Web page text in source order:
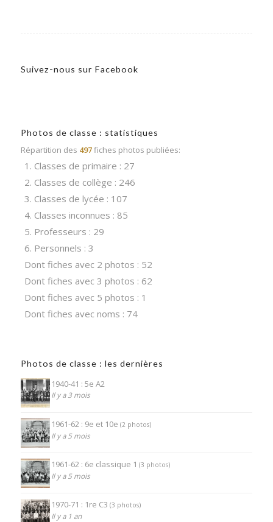
Suivez-nous sur Facebook
Photos de classe : statistiques
Répartition des 497fiches photos publiées:
1. Classes de primaire : 27
2. Classes de collège : 246
3. Classes de lycée : 107
4. Classes inconnues : 85
5. Professeurs : 29
6. Personnels : 3
Dont fiches avec 2 photos : 52
Dont fiches avec 3 photos : 62
Dont fiches avec 5 photos : 1
Dont fiches avec noms : 74
Photos de classe : les dernières
1940-41 : 5e A2
Il y a 3 mois
1961-62 : 9e et 10e (2 photos)
Il y a 5 mois
1961-62 : 6e classique 1 (3 photos)
Il y a 5 mois
1970-71 : 1re C3 (3 photos)
Il y a 1 an